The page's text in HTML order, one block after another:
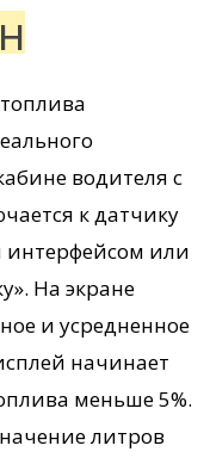
водителя с
к датчику
интерфейсом или
На экране
и усредненное
начинает
меньше 5%.
литров